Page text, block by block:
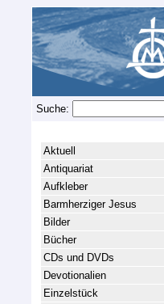
Suche:
Aktuell
Antiquariat
Aufkleber
Barmherziger Jesus
Bilder
Bücher
CDs und DVDs
Devotionalien
Einzelstück